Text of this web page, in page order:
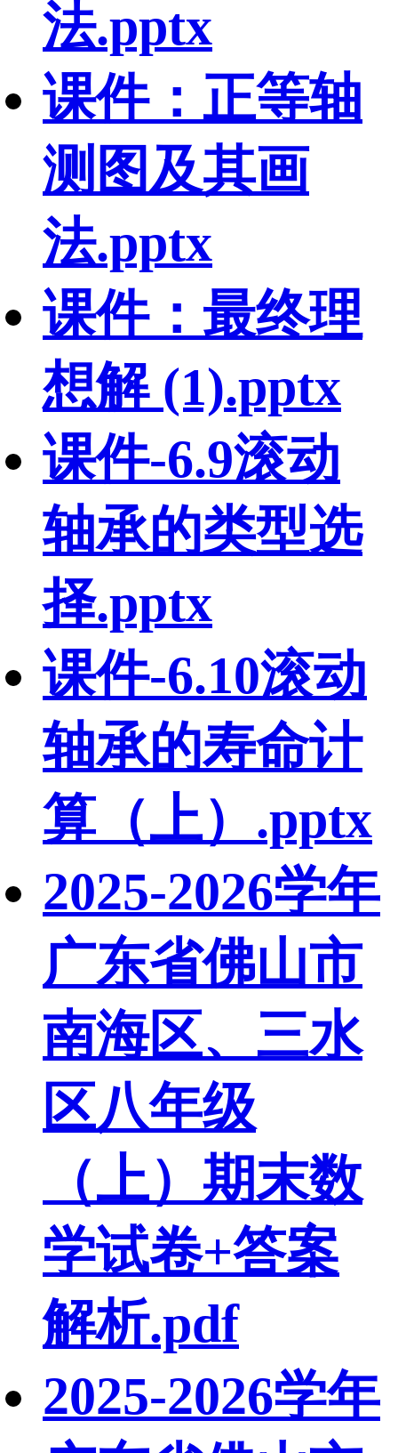
法.pptx
课件：正等轴
测图及其画
法.pptx
课件：最终理
想解 (1).pptx
课件-6.9滚动
轴承的类型选
择.pptx
课件-6.10滚动
轴承的寿命计
算（上）.pptx
2025-2026学年
广东省佛山市
南海区、三水
区八年级
（上）期末数
学试卷+答案
解析.pdf
2025-2026学年